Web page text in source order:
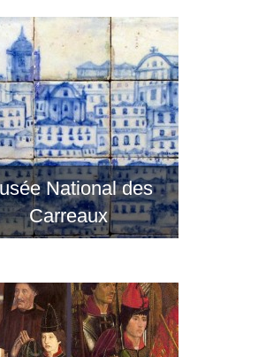
National des
Carreaux